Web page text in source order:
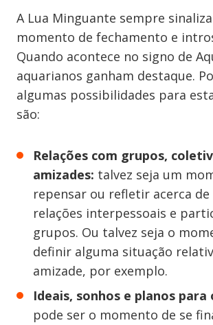
A Lua Minguante sempre
momento de fechamento e
Quando acontece no signo de
aquarianos ganham destaque.
algumas possibilidades para
são:
Relações com grupos,
amizades: talvez seja um
repensar ou refletir acerca de
relações interpessoais e
grupos. Ou talvez seja o
definir alguma situação
amizade, por exemplo.
Ideais, sonhos e planos
pode ser o momento de se